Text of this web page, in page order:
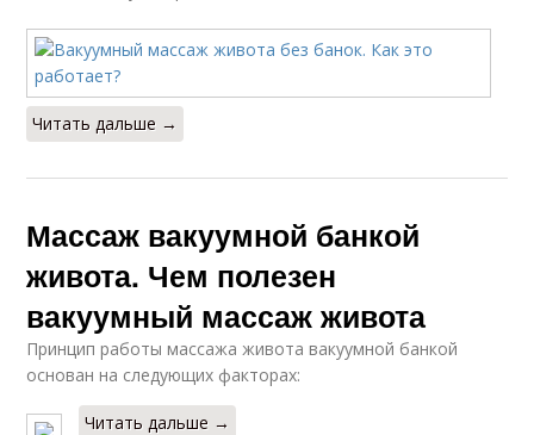
Читать дальше →
Массаж вакуумной банкой
живота. Чем полезен
вакуумный массаж живота
Принцип работы массажа живота вакуумной банкой
основан на следующих факторах:
Читать дальше →